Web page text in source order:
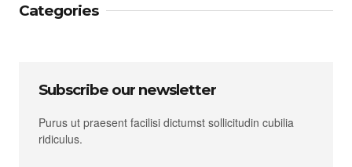
Categories
Subscribe our newsletter
Purus ut praesent facilisi dictumst sollicitudin cubilia
ridiculus.